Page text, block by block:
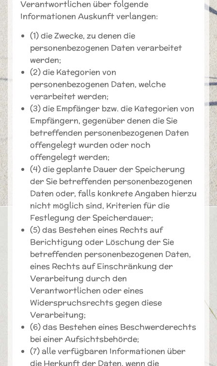
Verantwortlichen über folgende
Informationen Auskunft verlangen:
(1) die Zwecke, zu denen die
personenbezogenen Daten verarbeitet
werden;
(2) die Kategorien von
personenbezogenen Daten, welche
verarbeitet werden;
(3) die Empfänger bzw. die Kategorien von
Empfängern, gegenüber denen die Sie
betreffenden personenbezogenen Daten
offengelegt wurden oder noch
offengelegt werden;
(4) die geplante Dauer der Speicherung
der Sie betreffenden personenbezogenen
Daten oder, falls konkrete Angaben hierzu
nicht möglich sind, Kriterien für die
Festlegung der Speicherdauer;
(5) das Bestehen eines Rechts auf
Berichtigung oder Löschung der Sie
betreffenden personenbezogenen Daten,
eines Rechts auf Einschränkung der
Verarbeitung durch den
Verantwortlichen oder eines
Widerspruchsrechts gegen diese
Verarbeitung;
(6) das Bestehen eines Beschwerderechts
bei einer Aufsichtsbehörde;
(7) alle verfügbaren Informationen über
die Herkunft der Daten, wenn die